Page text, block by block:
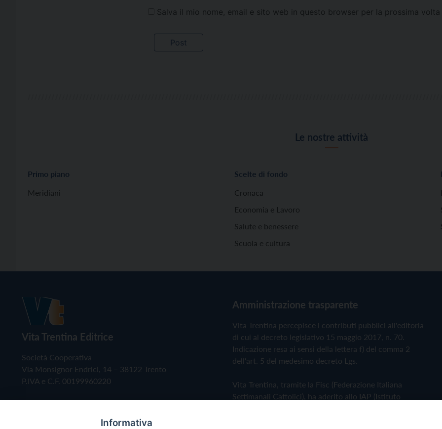
Salva il mio nome, email e sito web in questo browser per la prossima
Le nostre attività
Primo piano
Meridiani
Scelte di fondo
Cronaca
Economia e Lavoro
Salute e benessere
Scuola e cultura
Vita Trentina Editrice
Società Cooperativa
Via Monsignor Endrici, 14 – 38122 Trento
P.IVA e C.F. 00199960220
Amministrazione trasparente
Vita Trentina percepisce i contributi pubblici all'editoria
di cui al decreto legislativo 15 maggio 2017, n. 70.
Indicazione resa ai sensi della lettera f) del comma 2
dell'art. 5 del medesimo decreto Lgs.
Vita Trentina, tramite la Fisc (Federazione Italiana
Settimanali Cattolici), ha aderito allo IAP (Istituto
Informativa